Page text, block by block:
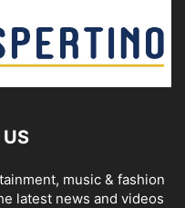
music & fashion
latest news and videos